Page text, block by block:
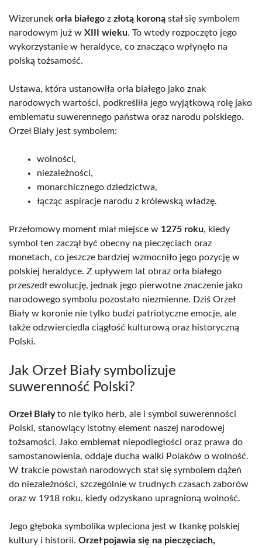
Wizerunek orła białego z złotą koroną stał się symbolem
narodowym już w XIII wieku. To wtedy rozpoczęto jego
wykorzystanie w heraldyce, co znacząco wpłynęło na
polską tożsamość.
Ustawa, która ustanowiła orła białego jako znak
narodowych wartości, podkreśliła jego wyjątkową rolę jako
emblematu suwerennego państwa oraz narodu polskiego.
Orzeł Biały jest symbolem:
wolności,
niezależności,
monarchicznego dziedzictwa,
łącząc aspiracje narodu z królewską władzę.
Przełomowy moment miał miejsce w 1275 roku, kiedy
symbol ten zaczął być obecny na pieczęciach oraz
monetach, co jeszcze bardziej wzmocniło jego pozycję w
polskiej heraldyce. Z upływem lat obraz orła białego
przeszedł ewolucję, jednak jego pierwotne znaczenie jako
narodowego symbolu pozostało niezmienne. Dziś Orzeł
Biały w koronie nie tylko budzi patriotyczne emocje, ale
także odzwierciedla ciągłość kulturową oraz historyczną
Polski.
Jak Orzeł Biały symbolizuje
suwerenność Polski?
Orzeł Białyto nie tylko herb, ale i symbol suwerenności
Polski, stanowiący istotny element naszej narodowej
tożsamości. Jako emblemat niepodległości oraz prawa do
samostanowienia, oddaje ducha walki Polaków o wolność.
W trakcie powstań narodowych stał się symbolem dążeń
do niezależności, szczególnie w trudnych czasach zaborów
oraz w 1918 roku, kiedy odzyskano upragnioną wolność.
Jego głęboka symbolika wpleciona jest w tkankę polskiej
kultury i historii. Orzeł pojawia się na pieczęciach,